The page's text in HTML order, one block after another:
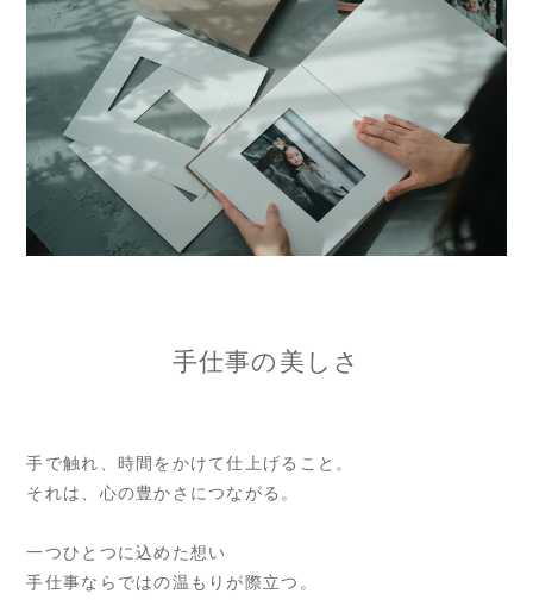
手仕事の美しさ
手で触れ、時間をかけて仕上げること。
それは、心の豊かさにつながる。
一つひとつに込めた想い
手仕事ならではの温もりが際立つ。